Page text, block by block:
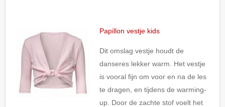
Papillon vestje kids
Dit omslag vestje houdt de
danseres lekker warm. Het vestje
is vooral fijn om voor en na de les
te dragen, en tijdens de warming-
up. Door de zachte stof voelt het